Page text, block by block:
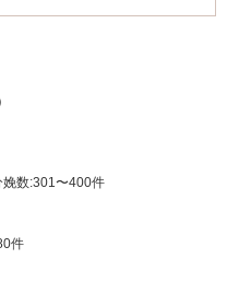
数:301〜400件
件